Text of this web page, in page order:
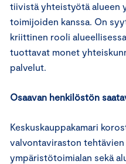
tiivistä yhteistyötä alueen
toimijoiden kanssa. On
kriittinen rooli
tuottavat monet
palvelut.
Osaavan henkilöstön
Keskuskauppakamari
valvontaviraston tehtävien
ympäristötoimialan sekä